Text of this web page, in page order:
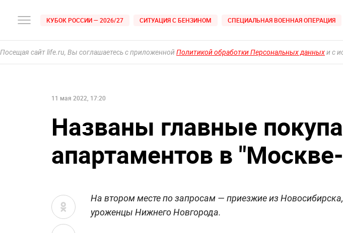
КУБОК РОССИИ — 2026/27 СИТУАЦИЯ С БЕНЗИНОМ СПЕЦИАЛЬНАЯ ВОЕННАЯ ОПЕРАЦИЯ
Посещая сайт life.ru, Вы соглашаетесь с приложеннойПолитикой обработки Персональных данныхи с
11 мая 2022, 17:20
Названы главные
апартаментов в
На втором месте по запросам — приезжие из
уроженцы Нижнего Новгорода.